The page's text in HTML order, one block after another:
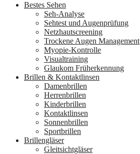
Bestes Sehen
Seh-Analyse
Sehtest und Augenprüfung
Netzhautscreening
Trockene Augen Management
Myopie-Kontrolle
Visualtraining
Glaukom Früherkennung
Brillen & Kontaktlinsen
Damenbrillen
Herrenbrillen
Kinderbrillen
Kontaktlinsen
Sonnenbrillen
Sportbrillen
Brillengläser
Gleitsichtgläser